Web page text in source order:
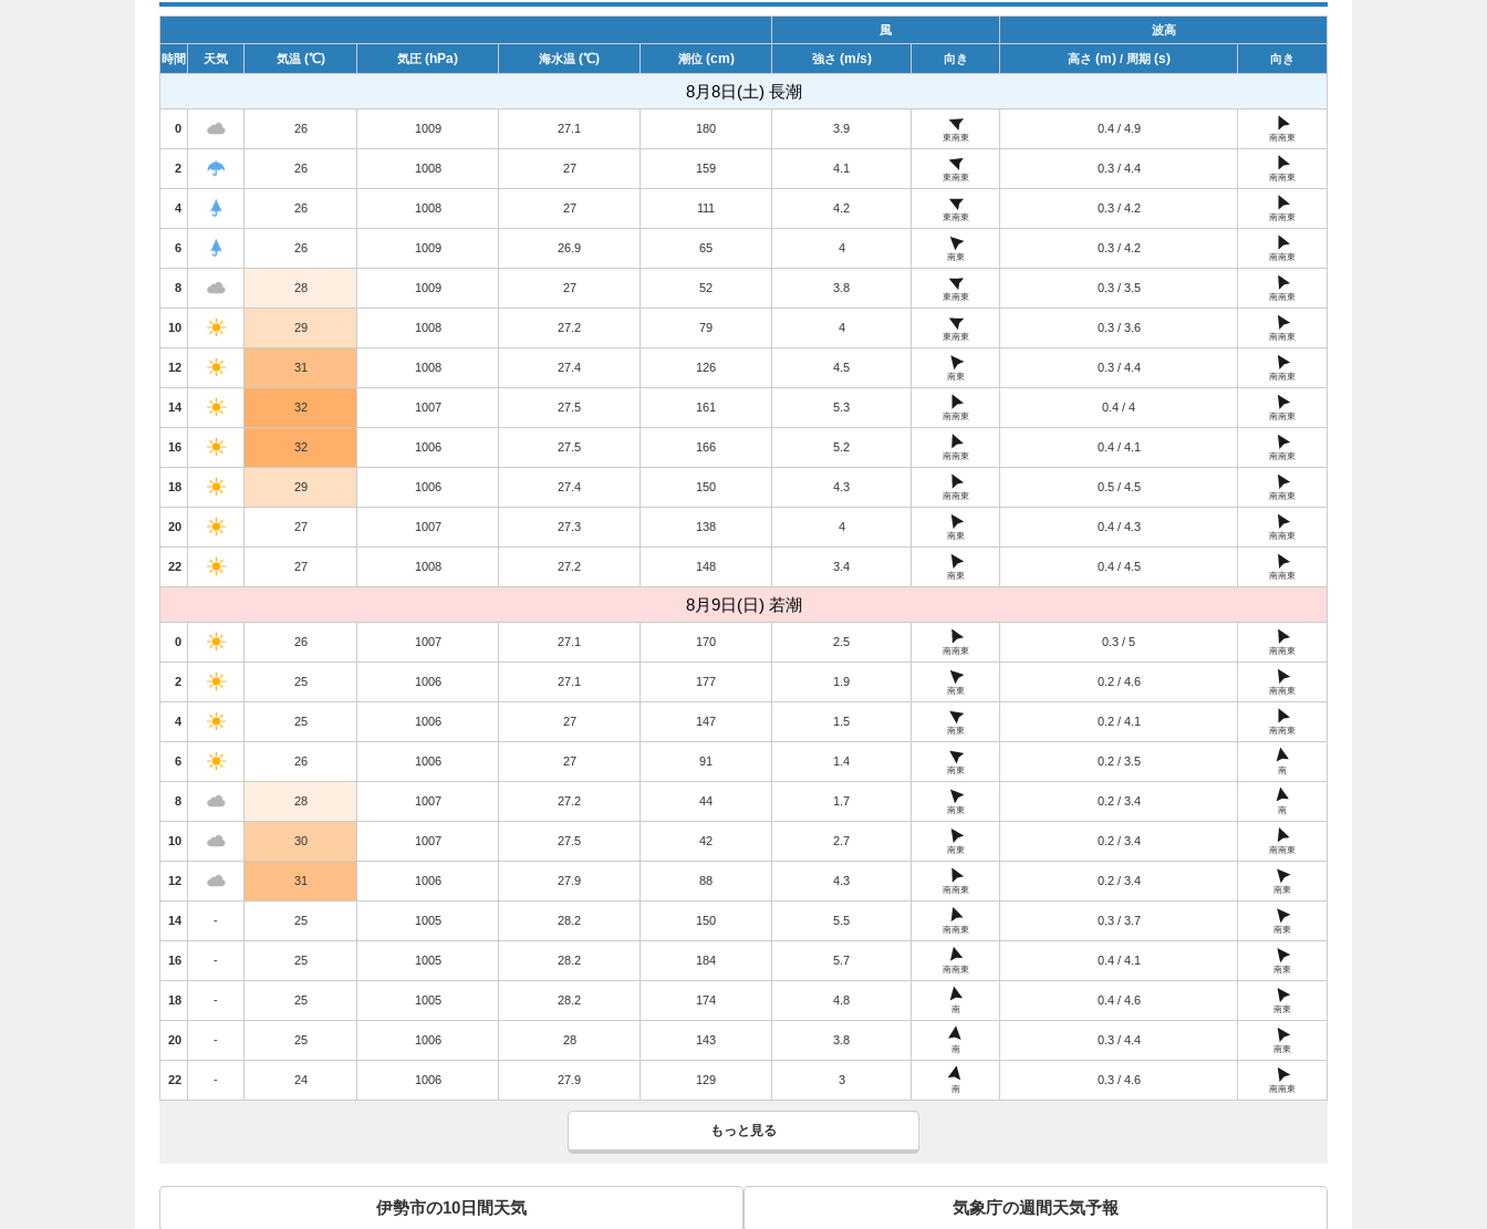
風 波高
時間 天気 気温 (℃) 気圧 (hPa) 海水温 (℃) 潮位 (cm) 強さ (m/s) 向き 高さ (m)/ 周期 (s) 向き
8月8日(土) 長潮
0 26 1009 27.1 180 3.9
東南東
0.4 / 4.9
南南東
2 26 1008 27 159 4.1
東南東
0.3 / 4.4
南南東
4 26 1008 27 111 4.2
東南東
0.3 / 4.2
南南東
6 26 1009 26.9 65 4
南東
0.3 / 4.2
南南東
8 28 1009 27 52 3.8
東南東
0.3 / 3.5
南南東
10 29 1008 27.2 79 4
東南東
0.3 / 3.6
南南東
12 31 1008 27.4 126 4.5
南東
0.3 / 4.4
南南東
14 32 1007 27.5 161 5.3
南南東
0.4 / 4
南南東
16 32 1006 27.5 166 5.2
南南東
0.4 / 4.1
南南東
18 29 1006 27.4 150 4.3
南南東
0.5 / 4.5
南南東
20 27 1007 27.3 138 4
南東
0.4 / 4.3
南南東
22 27 1008 27.2 148 3.4
南東
0.4 / 4.5
南南東
8月9日(日) 若潮
0 26 1007 27.1 170 2.5
南南東
0.3 / 5
南南東
2 25 1006 27.1 177 1.9
南東
0.2 / 4.6
南南東
4 25 1006 27 147 1.5
南東
0.2 / 4.1
南南東
6 26 1006 27 91 1.4
南東
0.2 / 3.5
南
8 28 1007 27.2 44 1.7
南東
0.2 / 3.4
南
10 30 1007 27.5 42 2.7
南東
0.2 / 3.4
南南東
12 31 1006 27.9 88 4.3
南南東
0.2 / 3.4
南東
14 - 25 1005 28.2 150 5.5
南南東
0.3 / 3.7
南東
16 - 25 1005 28.2 184 5.7
南南東
0.4 / 4.1
南東
18 - 25 1005 28.2 174 4.8
南
0.4 / 4.6
南東
20 - 25 1006 28 143 3.8
南
0.3 / 4.4
南東
22 - 24 1006 27.9 129 3
南
0.3 / 4.6
南南東
もっと見る
伊勢市の10日間天気 気象庁の週間天気予報